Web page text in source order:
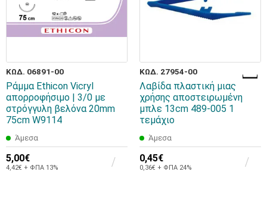
ΚΩΔ. 06891-00
Ράμμα Ethicon Vicryl
απορροφήσιμο | 3/0 με
στρόγγυλη βελόνα 20mm
75cm W9114
Άμεσα
5,00€
4,42€ + ΦΠΑ 13%
ΚΩΔ. 27954-00
Λαβίδα πλαστική μιας
χρήσης αποστειρωμένη
μπλε 13cm 489-005 1
τεμάχιο
Άμεσα
0,45€
0,36€ + ΦΠΑ 24%